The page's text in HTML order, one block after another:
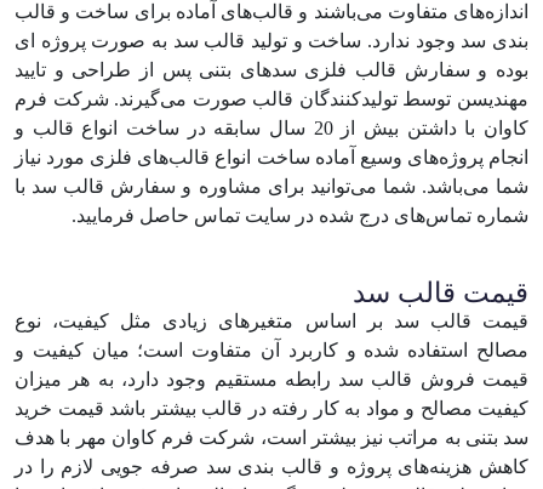
اندازه‌های متفاوت می‌باشند و قالب‌های آماده برای ساخت و قالب
بندی سد وجود ندارد. ساخت و تولید قالب‌ سد به صورت پروژه ای
بوده و سفارش قالب فلزی سد‌های بتنی پس از طراحی و تایید
مهندیسن توسط تولیدکنندگان قالب صورت می‌گیرند. شرکت فرم
کاوان با داشتن بیش از 20 سال سابقه در ساخت انواع قالب و
انجام پروژه‌های وسیع آماده ساخت انواع قالب‌های فلزی مورد نیاز
شما می‌باشد. شما می‌توانید برای مشاوره و سفارش قالب سد با
شماره‌ تماس‌های درج شده در سایت تماس حاصل فرمایید.
قیمت قالب سد
قیمت قالب سد بر اساس متغیر‌های زیادی مثل کیفیت، نوع
مصالح استفاده شده و کاربرد آن متفاوت است؛ میان کیفیت و
قیمت فروش قالب سد رابطه مستقیم وجود دارد، به هر میزان
کیفیت مصالح و مواد به کار رفته در قالب بیشتر باشد قیمت خرید
سد بتنی به مراتب نیز بیشتر است، شرکت فرم کاوان مهر با هدف
کاهش هزینه‌های پروژه و قالب بندی سد صرفه جویی لازم را در